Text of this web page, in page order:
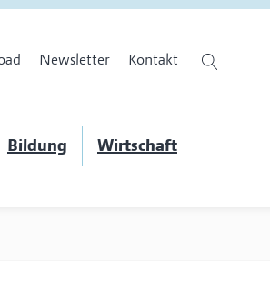
Newsletter Kontakt
Bildung Wirtschaft